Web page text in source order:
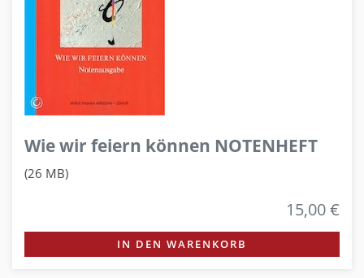
Wie wir feiern können NOTENHEFT
(26 MB)
15,00 €
IN DEN WARENKORB